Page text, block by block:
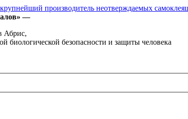
—
Абрис,
биологической безопасности и защиты человека